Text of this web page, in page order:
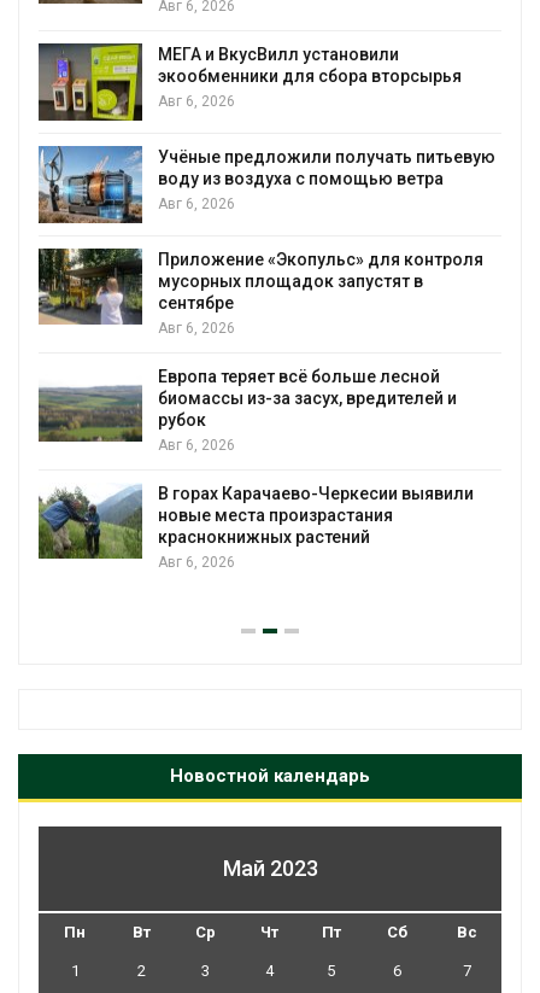
Авг 6, 2026
МЕГА и ВкусВилл установили
экообменники для сбора вторсырья
Авг 6, 2026
Учёные предложили получать питьевую
воду из воздуха с помощью ветра
Авг 6, 2026
Приложение «Экопульс» для контроля
мусорных площадок запустят в
сентябре
Авг 6, 2026
Европа теряет всё больше лесной
биомассы из-за засух, вредителей и
рубок
Авг 6, 2026
В горах Карачаево-Черкесии выявили
новые места произрастания
краснокнижных растений
Авг 6, 2026
Новостной календарь
Май 2023
Пн Вт Ср Чт Пт Сб Вс
1 2 3 4 5 6 7